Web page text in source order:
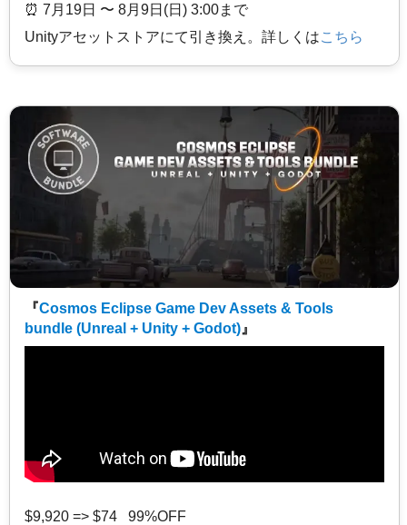
⏰️ 7月19日 〜 8月9日(日) 3:00まで
Unityアセットストアにて引き換え。詳しくはこちら
『Cosmos Eclipse Game Dev Assets & Tools
bundle (Unreal + Unity + Godot) 』
$9,920 => $74 99%OFF